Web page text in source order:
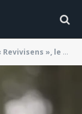
clip de Roxane